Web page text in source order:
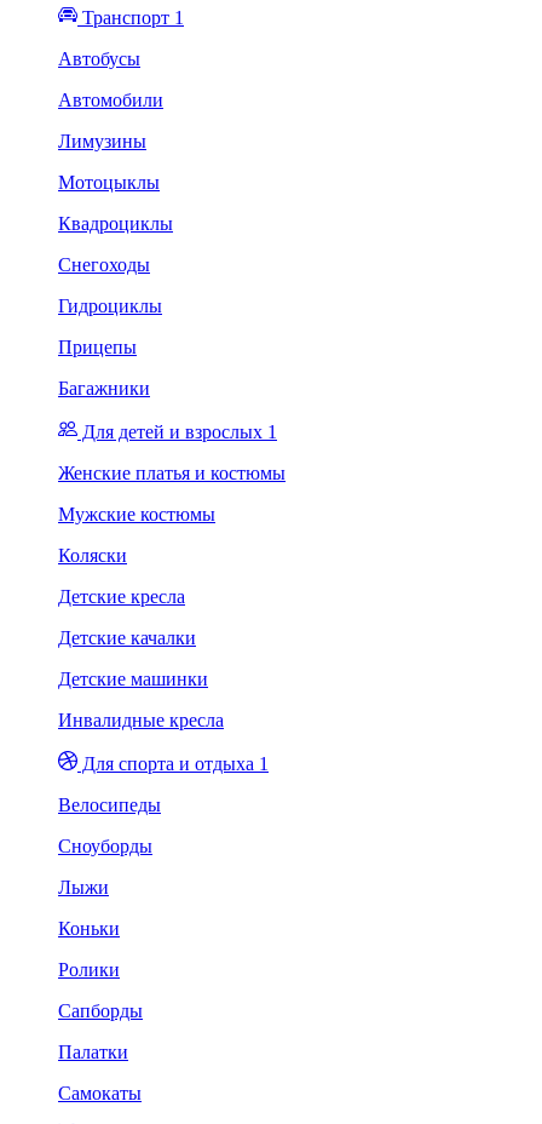
Транспорт 1
Автобусы
Автомобили
Лимузины
Мотоцыклы
Квадроциклы
Снегоходы
Гидроциклы
Прицепы
Багажники
Для детей и взрослых 1
Женские платья и костюмы
Мужские костюмы
Коляски
Детские кресла
Детские качалки
Детские машинки
Инвалидные кресла
Для спорта и отдыха 1
Велосипеды
Сноуборды
Лыжи
Коньки
Ролики
Сапборды
Палатки
Самокаты